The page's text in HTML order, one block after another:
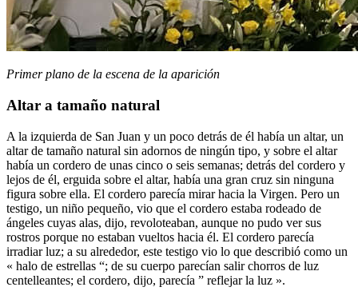
Primer plano de la escena de la aparición
Altar a tamaño natural
A la izquierda de San Juan y un poco detrás de él había un altar, un
altar de tamaño natural sin adornos de ningún tipo, y sobre el altar
había un cordero de unas cinco o seis semanas; detrás del cordero y
lejos de él, erguida sobre el altar, había una gran cruz sin ninguna
figura sobre ella. El cordero parecía mirar hacia la Virgen. Pero un
testigo, un niño pequeño, vio que el cordero estaba rodeado de
ángeles cuyas alas, dijo, revoloteaban, aunque no pudo ver sus
rostros porque no estaban vueltos hacia él. El cordero parecía
irradiar luz; a su alrededor, este testigo vio lo que describió como un
« halo de estrellas “; de su cuerpo parecían salir chorros de luz
centelleantes; el cordero, dijo, parecía ” reflejar la luz ».